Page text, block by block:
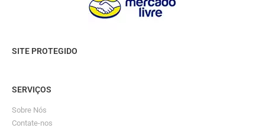
SITE PROTEGIDO
SERVIÇOS
Sobre Nós
Contate-nos